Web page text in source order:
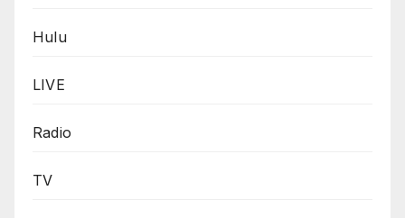
Hulu
LIVE
Radio
TV